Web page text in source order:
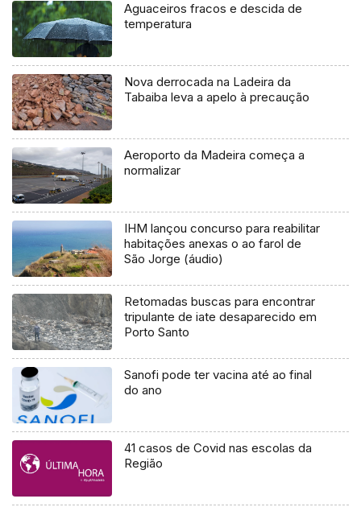
Aguaceiros fracos e descida de
temperatura
Nova derrocada na Ladeira da
Tabaiba leva a apelo à precaução
Aeroporto da Madeira começa a
normalizar
IHM lançou concurso para reabilitar
habitações anexas o ao farol de
São Jorge (áudio)
Retomadas buscas para encontrar
tripulante de iate desaparecido em
Porto Santo
Sanofi pode ter vacina até ao final
do ano
41 casos de Covid nas escolas da
Região